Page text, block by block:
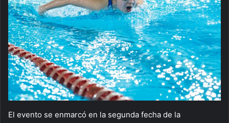
El evento se enmarcó en la segunda fecha de la